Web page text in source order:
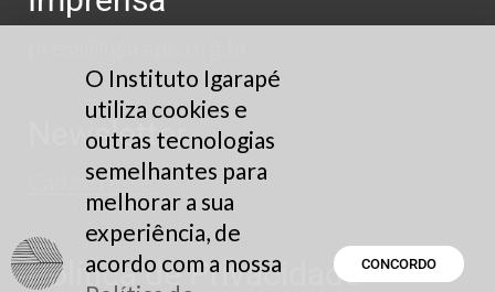
Newsletter
Cadastre-se
Política de Privacidade
O Instituto Igarapé
utiliza cookies e
outras tecnologias
semelhantes para
melhorar a sua
experiência, de
acordo com a nossa
CONCORDO